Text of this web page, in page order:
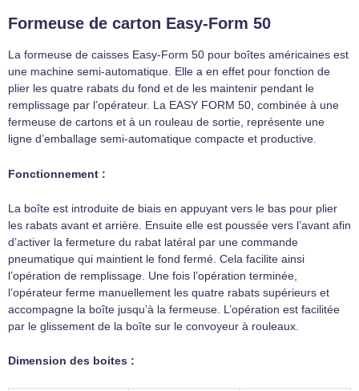
Formeuse de carton Easy-Form 50
La formeuse de caisses Easy-Form 50 pour boîtes américaines est
une machine semi-automatique. Elle a en effet pour fonction de
plier les quatre rabats du fond et de les maintenir pendant le
remplissage par l’opérateur. La EASY FORM 50, combinée à une
fermeuse de cartons et à un rouleau de sortie, représente une
ligne d’emballage semi-automatique compacte et productive.
Fonctionnement :
La boîte est introduite de biais en appuyant vers le bas pour plier
les rabats avant et arrière. Ensuite elle est poussée vers l’avant afin
d’activer la fermeture du rabat latéral par une commande
pneumatique qui maintient le fond fermé. Cela facilite ainsi
l’opération de remplissage. Une fois l’opération terminée,
l’opérateur ferme manuellement les quatre rabats supérieurs et
accompagne la boîte jusqu’à la fermeuse. L’opération est facilitée
par le glissement de la boîte sur le convoyeur à rouleaux.
Dimension des boites :